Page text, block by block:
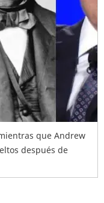
que Andrew
después de